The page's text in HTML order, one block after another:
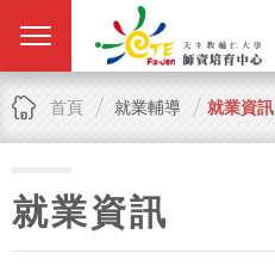
首頁 就業輔導 就業資訊
就業資訊